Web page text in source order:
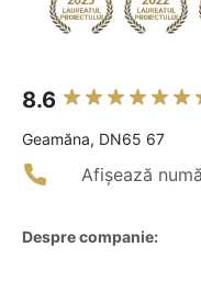
8.6
Geamăna, DN65 67
Afișează
Despre companie: